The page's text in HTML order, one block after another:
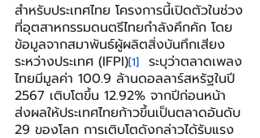
สำหรับประเทศไทย โครงการนี้เปิดตัวในช่วง
ที่อุตสาหกรรมดนตรีไทยกำลังคึกคัก โดย
ข้อมูลจากสมาพันธ์ผู้ผลิตสิ่งบันทึกเสียง
ระหว่างประเทศ (IFPI)[1] ระบุว่าตลาดเพลง
ไทยมีมูลค่า 100.9 ล้านดอลลาร์สหรัฐในปี
2567 เติบโตขึ้น 12.92% จากปีก่อนหน้า
ส่งผลให้ประเทศไทยก้าวขึ้นเป็นตลาดอันดับ
29 ของโลก การเติบโตดังกล่าวได้รับแรง